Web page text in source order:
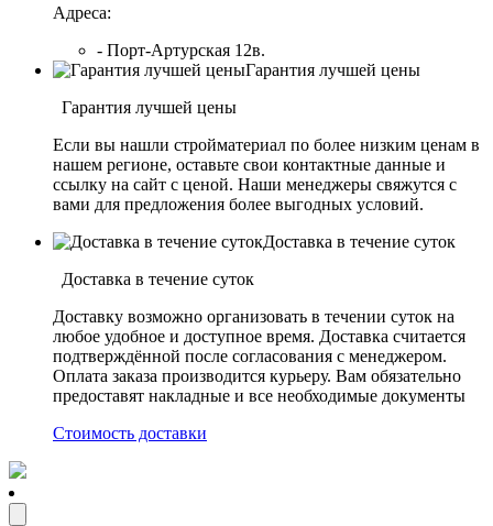
Адреса:
- Порт-Артурская 12в.
Гарантия лучшей цены
Гарантия лучшей цены
Если вы нашли стройматериал по более низким ценам в
нашем регионе, оставьте свои контактные данные и
ссылку на сайт с ценой. Наши менеджеры свяжутся с
вами для предложения более выгодных условий.
Доставка в течение суток
Доставка в течение суток
Доставку возможно организовать в течении суток на
любое удобное и доступное время. Доставка считается
подтверждённой после согласования с менеджером.
Оплата заказа производится курьеру. Вам обязательно
предоставят накладные и все необходимые документы
Стоимость доставки